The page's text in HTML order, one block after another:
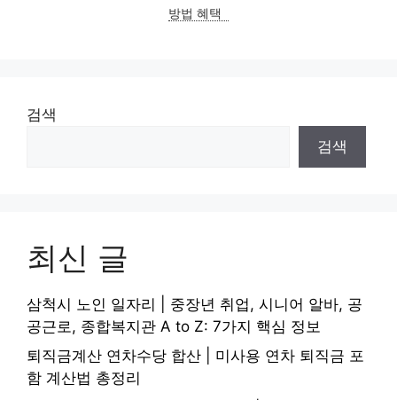
방법 혜택
검색
검색
최신 글
삼척시 노인 일자리 | 중장년 취업, 시니어 알바, 공
공근로, 종합복지관 A to Z: 7가지 핵심 정보
퇴직금계산 연차수당 합산 | 미사용 연차 퇴직금 포
함 계산법 총정리